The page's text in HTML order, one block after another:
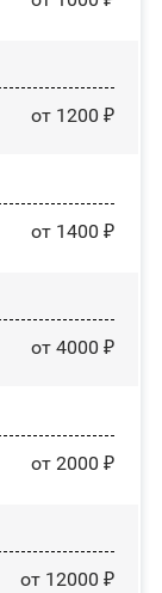
от 1200 ₽
от 1400 ₽
от 4000 ₽
от 2000 ₽
от 12000 ₽